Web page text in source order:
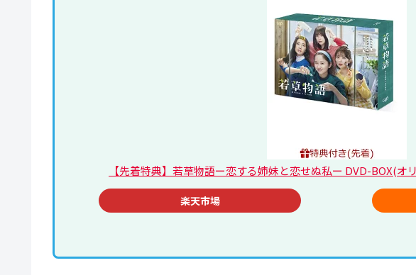
【先着特典】若草物語ー恋する姉妹と恋せぬ私ー DVD-BOX(
楽天市場